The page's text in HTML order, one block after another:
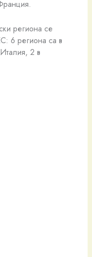
региона се
6 региона са в
2 в